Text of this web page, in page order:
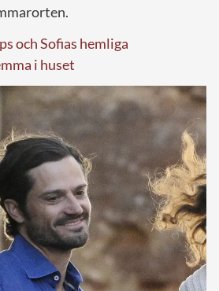
och Sofias hemliga
i huset